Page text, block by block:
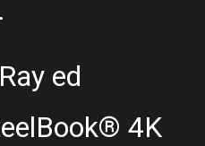
ed
4K